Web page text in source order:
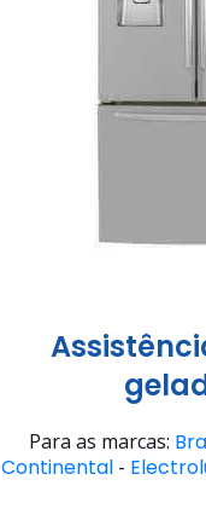
Para as marcas:
Continental -